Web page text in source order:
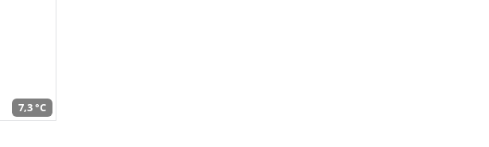
7,3 °C